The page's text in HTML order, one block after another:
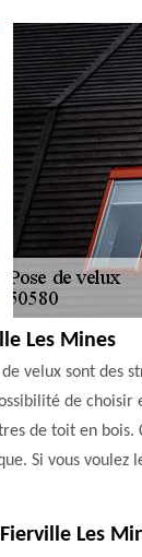
Les Mines
velux sont des
de
de toit en
Si vous voulez
Les